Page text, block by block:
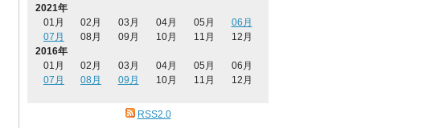
2021年
01月
02月 03月 04月 05月
06月
07月
08月 09月 10月 11月
12月
2016年
01月
02月 03月 04月 05月
06月
07月
08月 09月 10月 11月 12月
RSS2.0